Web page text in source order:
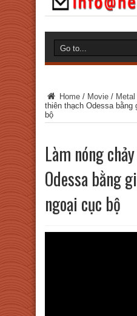
Home / Movie /
thiên thạch Odessa bằng
bộ
Làm nóng
Odessa bằng
ngoại cục bộ